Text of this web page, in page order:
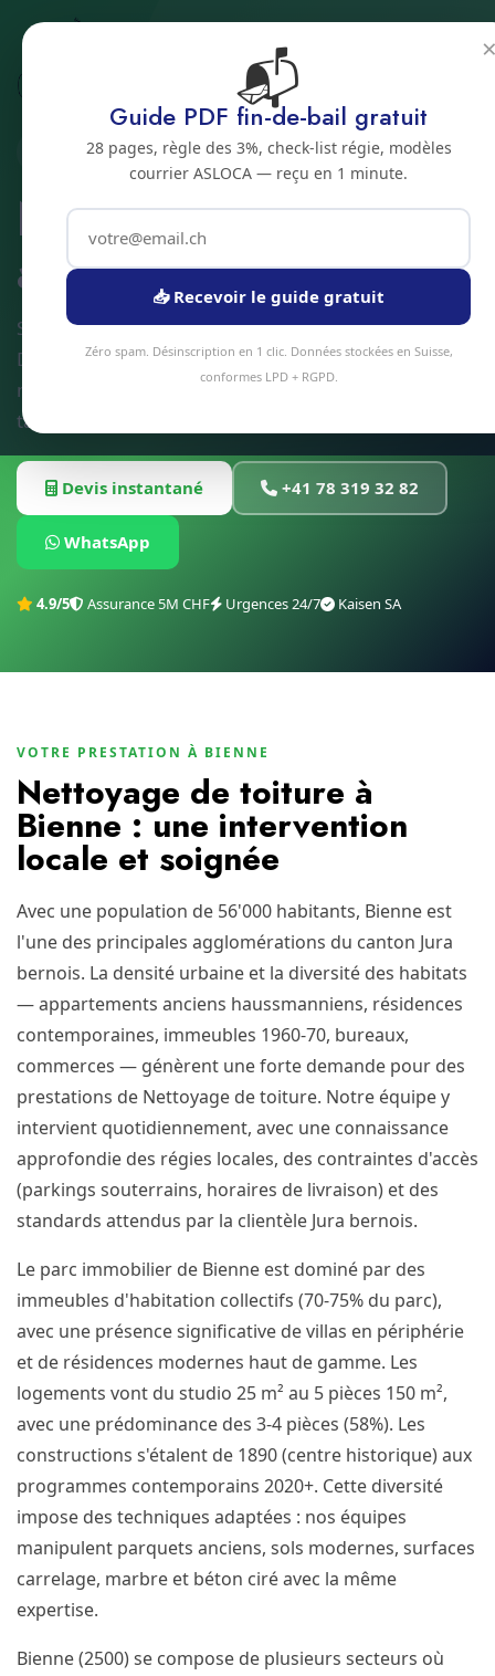
Nettoyage de toiture
Bienne
2500 · JURA BERNOIS
Nettoyage de toiture
a Bienne
Service nettoyage de toiture à Bienne et alentours.
Devis gratuit sous 24h, intervention sous 48h en
moyenne. Équipe locale, matériel professionnel,
tarifs transparents.
Devis instantané +41 78 319 32 82
WhatsApp
4.9/5 Assurance 5M CHF Urgences 24/7 Kaisen SA
VOTRE PRESTATION À BIENNE
Nettoyage de toiture à
Bienne : une intervention
locale et soignée
Avec une population de 56'000 habitants, Bienne est
l'une des principales agglomérations du canton Jura
bernois. La densité urbaine et la diversité des habitats
— appartements anciens haussmanniens, résidences
contemporaines, immeubles 1960-70, bureaux,
commerces — génèrent une forte demande pour des
prestations de Nettoyage de toiture. Notre équipe y
intervient quotidiennement, avec une connaissance
approfondie des régies locales, des contraintes d'accès
(parkings souterrains, horaires de livraison) et des
standards attendus par la clientèle Jura bernois.
Le parc immobilier de Bienne est dominé par des
immeubles d'habitation collectifs (70-75% du parc),
avec une présence significative de villas en périphérie
et de résidences modernes haut de gamme. Les
logements vont du studio 25 m² au 5 pièces 150 m²,
avec une prédominance des 3-4 pièces (58%). Les
constructions s'étalent de 1890 (centre historique) aux
programmes contemporains 2020+. Cette diversité
impose des techniques adaptées : nos équipes
manipulent parquets anciens, sols modernes, surfaces
carrelage, marbre et béton ciré avec la même
expertise.
Bienne (2500) se compose de plusieurs secteurs où
📬
Guide PDF fin-de-bail gratuit
28 pages, règle des 3%, check-list régie, modèles
courrier ASLOCA — reçu en 1 minute.
📥 Recevoir le guide gratuit
Zéro spam. Désinscription en 1 clic. Données stockées en Suisse,
conformes LPD + RGPD.